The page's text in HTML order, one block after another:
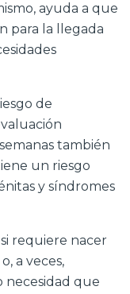
ayuda a que
para la llegada
de
también
un riesgo
y síndromes
requiere nacer
a veces,
necesidad que